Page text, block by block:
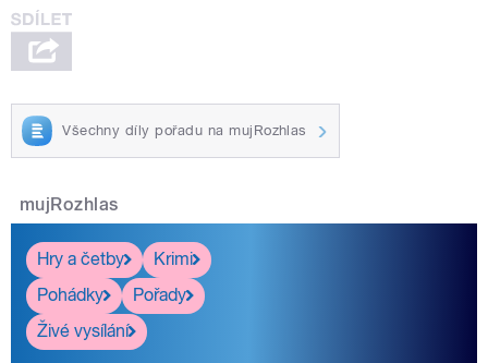
Všechny díly pořadu na mujRozhlas
mujRozhlas
Hry a četby
Krimi
Pohádky
Pořady
Živé vysílání